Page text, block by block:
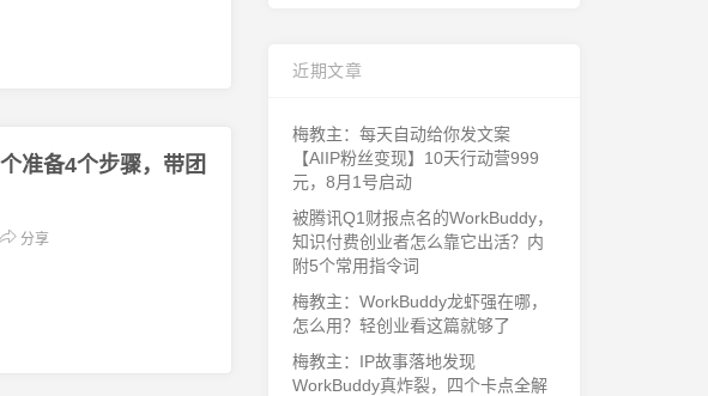
准备4个步骤，带团
分享
近期文章
梅教主：每天自动给你发文案
【AIIP粉丝变现】10天行动营999
元，8月1号启动
被腾讯Q1财报点名的WorkBuddy，
知识付费创业者怎么靠它出活？内
附5个常用指令词
梅教主：WorkBuddy龙虾强在哪，
怎么用？轻创业看这篇就够了
梅教主：IP故事落地发现
WorkBuddy真炸裂，四个卡点全解